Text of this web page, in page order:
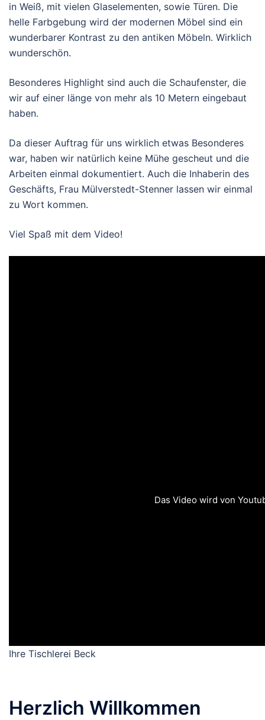
in Weiß, mit vielen Glaselementen, sowie Türen. Die
helle Farbgebung wird der modernen Möbel sind ein
wunderbarer Kontrast zu den antiken Möbeln. Wirklich
wunderschön.
Besonderes Highlight sind auch die Schaufenster, die
wir auf einer länge von mehr als 10 Metern eingebaut
haben.
Da dieser Auftrag für uns wirklich etwas Besonderes
war, haben wir natürlich keine Mühe gescheut und die
Arbeiten einmal dokumentiert. Auch die Inhaberin des
Geschäfts, Frau Mülverstedt-Stenner lassen wir einmal
zu Wort kommen.
Viel Spaß mit dem Video!
Das Video wird von
Ihre Tischlerei Beck
Herzlich Willkommen